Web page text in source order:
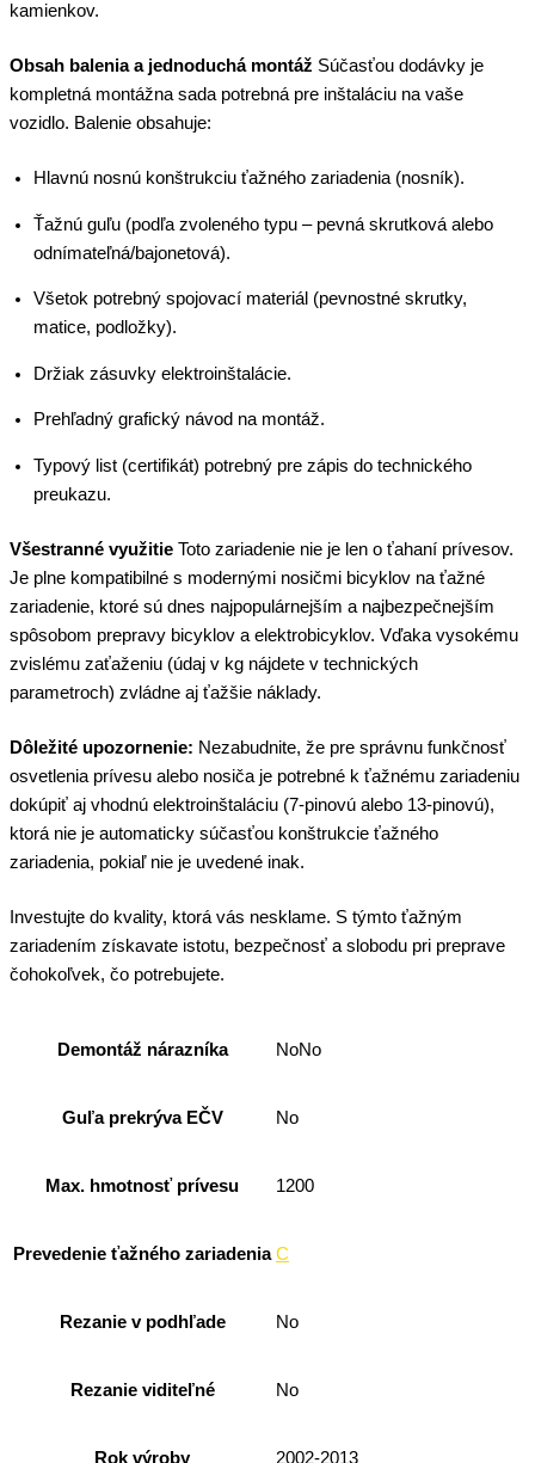
kamienkov.
Obsah balenia a jednoduchá montáž Súčasťou dodávky je
kompletná montážna sada potrebná pre inštaláciu na vaše
vozidlo. Balenie obsahuje:
Hlavnú nosnú konštrukciu ťažného zariadenia (nosník).
Ťažnú guľu (podľa zvoleného typu – pevná skrutková alebo
odnímateľná/bajonetová).
Všetok potrebný spojovací materiál (pevnostné skrutky,
matice, podložky).
Držiak zásuvky elektroinštalácie.
Prehľadný grafický návod na montáž.
Typový list (certifikát) potrebný pre zápis do technického
preukazu.
Všestranné využitie Toto zariadenie nie je len o ťahaní prívesov.
Je plne kompatibilné s modernými nosičmi bicyklov na ťažné
zariadenie, ktoré sú dnes najpopulárnejším a najbezpečnejším
spôsobom prepravy bicyklov a elektrobicyklov. Vďaka vysokému
zvislému zaťaženiu (údaj v kg nájdete v technických
parametroch) zvládne aj ťažšie náklady.
Dôležité upozornenie: Nezabudnite, že pre správnu funkčnosť
osvetlenia prívesu alebo nosiča je potrebné k ťažnému zariadeniu
dokúpiť aj vhodnú elektroinštaláciu (7-pinovú alebo 13-pinovú),
ktorá nie je automaticky súčasťou konštrukcie ťažného
zariadenia, pokiaľ nie je uvedené inak.
Investujte do kvality, ktorá vás nesklame. S týmto ťažným
zariadením získavate istotu, bezpečnosť a slobodu pri preprave
čohokoľvek, čo potrebujete.
Demontáž nárazníka NoNo
Guľa prekrýva EČV No
Max. hmotnosť prívesu 1200
Prevedenie ťažného zariadenia C
Rezanie v podhľade No
Rezanie viditeľné No
Rok výroby 2002-2013